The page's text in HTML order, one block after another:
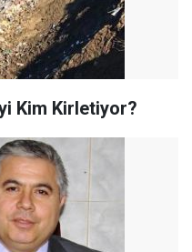
Kim Kirletiyor?